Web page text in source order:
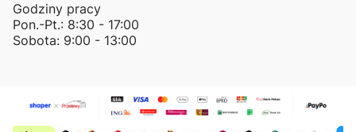
Godziny pracy
Pon.-Pt.: 8:30 - 17:00
Sobota: 9:00 - 13:00